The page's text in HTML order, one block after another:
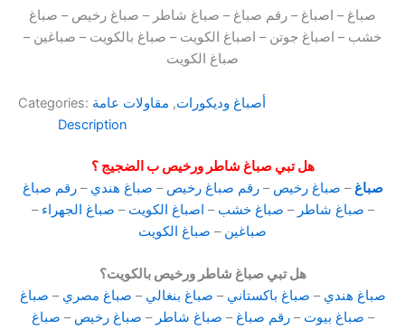
صباغ – اصباغ – رقم صباغ – صباغ شاطر – صباغ رخيص – صباغ
خشب – اصباغ جوتن – اصباغ الكويت – صباغ بالكويت – صباغين –
صباغ الكويت
Categories: أصباغ وديكورات, مقاولات عامة
Description
هل تبي صباغ شاطر ورخيص ب الضجيج ؟
صباغ– صباغ رخيص –رقم صباغ رخيص – صباغ هندي –رقم صباغ
– صباغ شاطر – صباغ خشب – اصباغ الكويت – صباغ الجهراء –
صباغين – صباغ الكويت
هل تبي صباغ شاطر ورخيص بالكويت؟
صباغ هندي – صباغ باكستاني – صباغ بنغالي – صباغ مصري – صباغ
– صباغ بيوت –رقم صباغ – صباغ شاطر – صباغ رخيص – صباغ